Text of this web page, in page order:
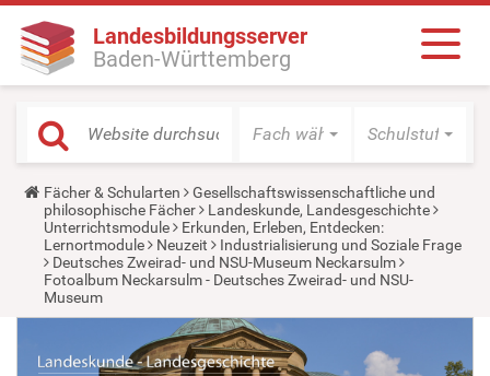
Landesbildungsserver
Baden-Württemberg
Fach wählen Schulstufe
Y
o
u
a
r
e
h
e
:
Fächer & Schularten
Gesellschaftswissenschaftliche und
philosophische Fächer
Landeskunde, Landesgeschichte
Unterrichtsmodule
Erkunden, Erleben, Entdecken:
Lernortmodule
Neuzeit
Industrialisierung und Soziale Frage
Deutsches Zweirad- und NSU-Museum Neckarsulm
Fotoalbum Neckarsulm - Deutsches Zweirad- und NSU-
Museum